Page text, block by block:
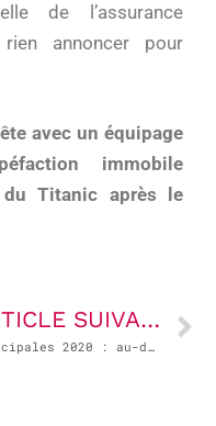
de l’assurance
annoncer pour
avec un équipage
immobile
du Titanic après le
ARTICLE SUIVANT
Municipales 2020 : au-delà de plusieurs symboles réjouissants, les défis restent immenses